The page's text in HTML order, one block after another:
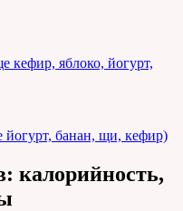
кефир, яблоко, йогурт,
банан, щи, кефир)
калорийность,